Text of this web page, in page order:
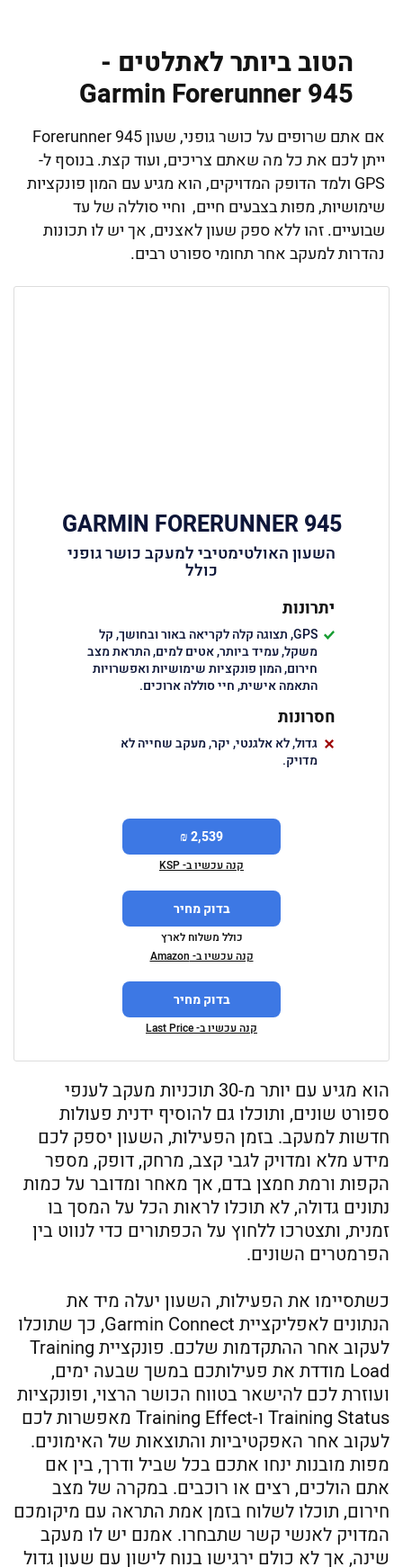
הטוב ביותר לאתלטים -
Garmin Forerunner 945
אם אתם שרופים על כושר גופני, שעון Forerunner 945
ייתן לכם את כל מה שאתם צריכים, ועוד קצת. בנוסף ל-
GPS ולמד הדופק המדויקים, הוא מגיע עם המון פונקציות
שימושיות, מפות בצבעים חיים, וחיי סוללה של עד
שבועיים. זהו ללא ספק שעון לאצנים, אך יש לו תכונות
נהדרות למעקב אחר תחומי ספורט רבים.
GARMIN FORERUNNER 945
השעון האולטימטיבי למעקב כושר גופני
כולל
יתרונות
GPS, תצוגה קלה לקריאה באור ובחושך, קל
משקל, עמיד ביותר, אטים למים, התראת מצב
חירום, המון פונקציות שימושיות ואפשרויות
התאמה אישית, חיי סוללה ארוכים.
חסרונות
גדול, לא אלגנטי, יקר, מעקב שחייה לא
מדויק.
2,539 ₪
קנה עכשיו ב- KSP
בדוק מחיר
כולל משלוח לארץ
קנה עכשיו ב- Amazon
בדוק מחיר
קנה עכשיו ב- Last Price
הוא מגיע עם יותר מ-30 תוכניות מעקב לענפי
ספורט שונים, ותוכלו גם להוסיף ידנית פעולות
חדשות למעקב. בזמן הפעילות, השעון יספק לכם
מידע מלא ומדויק לגבי קצב, מרחק, דופק, מספר
הקפות ורמת חמצן בדם, אך מאחר ומדובר על כמות
נתונים גדולה, לא תוכלו לראות הכל על המסך בו
זמנית, ותצטרכו ללחוץ על הכפתורים כדי לנווט בין
הפרמטרים השונים.
כשתסיימו את הפעילות, השעון יעלה מיד את
הנתונים לאפליקציית Garmin Connect, כך שתוכלו
לעקוב אחר ההתקדמות שלכם. פונקציית Training
Load מודדת את פעילותכם במשך שבעה ימים,
ועוזרת לכם להישאר בטווח הכושר הרצוי, ופונקציות
Training Status ו-Training Effect מאפשרות לכם
לעקוב אחר האפקטיביות והתוצאות של האימונים.
מפות מובנות ינחו אתכם בכל שביל ודרך, בין אם
אתם הולכים, רצים או רוכבים. במקרה של מצב
חירום, תוכלו לשלוח בזמן אמת התראה עם מיקומכם
המדויק לאנשי קשר שתבחרו. אמנם יש לו מעקב
שינה, אך לא כולם ירגישו בנוח לישון עם שעון גדול